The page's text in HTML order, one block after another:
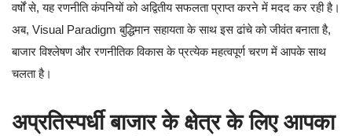
वर्षों से, यह रणनीति कंपनियों को अद्वितीय सफलता प्राप्त करने में मदद कर रही है।
अब, Visual Paradigm बुद्धिमान सहायता के साथ इस ढांचे को जीवंत बनाता है,
बाजार विश्लेषण और रणनीतिक विकास के प्रत्येक महत्वपूर्ण चरण में आपके साथ
चलता है।
अप्रतिस्पर्धी बाजार के क्षेत्र के लिए आपका